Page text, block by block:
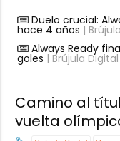
Duelo crucial:
hace 4 años |
Always Ready
goles | Brújula Digital
Camino al
vuelta